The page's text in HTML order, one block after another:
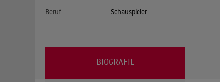
Beruf
Schauspieler
BIOGRAFIE